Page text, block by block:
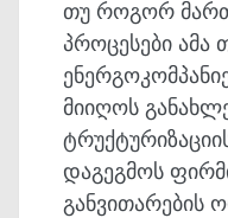
თუ როგორ
პროცესები ამა
მიიღოს
დაგეგმოს
განვითარების